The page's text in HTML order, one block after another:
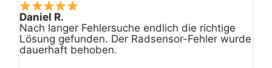
Daniel R.
Nach langer Fehlersuche endlich die richtige
Lösung gefunden. Der Radsensor-Fehler wurde
dauerhaft behoben.